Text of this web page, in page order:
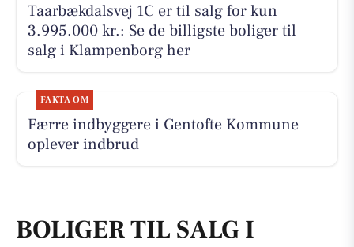
Taarbækdalsvej 1C er til salg for kun
3.995.000 kr.: Se de billigste boliger til
salg i Klampenborg her
FAKTA OM
Færre indbyggere i Gentofte Kommune
oplever indbrud
BOLIGER TIL SALG I